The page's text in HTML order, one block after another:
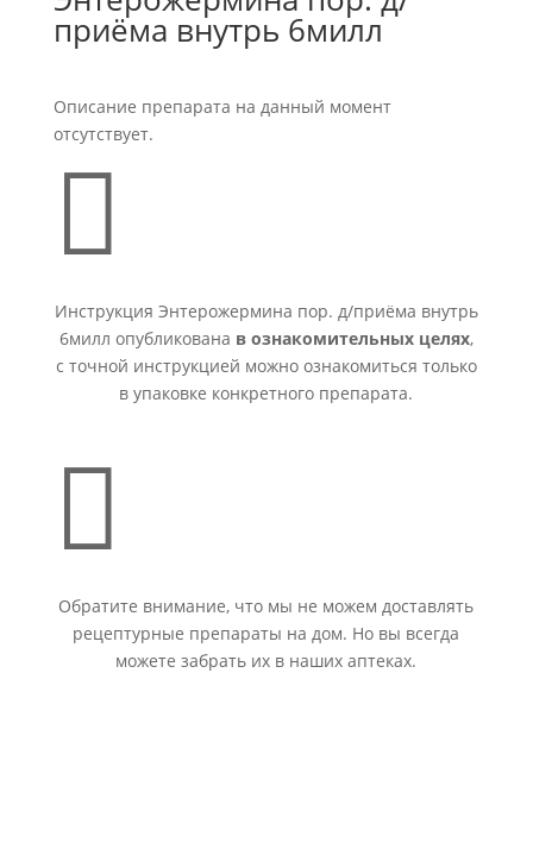
приёма внутрь 6милл
Описание препарата на данный момент
отсутствует.

Инструкция Энтерожермина пор. д/приёма внутрь
6милл опубликована в ознакомительных целях,
с точной инструкцией можно ознакомиться только
в упаковке конкретного препарата.

Обратите внимание, что мы не можем доставлять
рецептурные препараты на дом. Но вы всегда
можете забрать их в наших аптеках.